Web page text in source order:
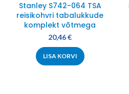
Stanley S742-064 TSA
reisikohvri tabalukkude
komplekt võtmega
20,46€
LISA KORVI